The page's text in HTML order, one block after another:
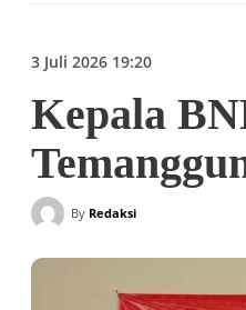
3 Juli 2026 19:20
Kepala
By Redaksi